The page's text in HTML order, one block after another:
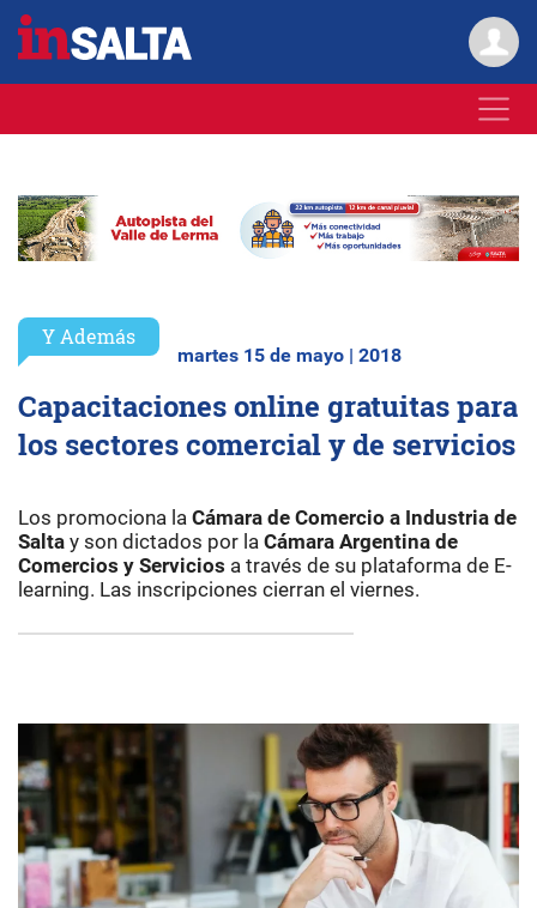
Y Además
martes 15 de mayo | 2018
Capacitaciones online gratuitas para
los sectores comercial y de servicios
Los promociona la Cámara de Comercio a Industria de
Salta y son dictados por la Cámara Argentina de
Comercios y Servicios a través de su plataforma de E-
learning. Las inscripciones cierran el viernes.